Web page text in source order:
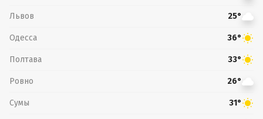
Львов 25°
Одесса 36°
Полтава 33°
Ровно 26°
Сумы 31°